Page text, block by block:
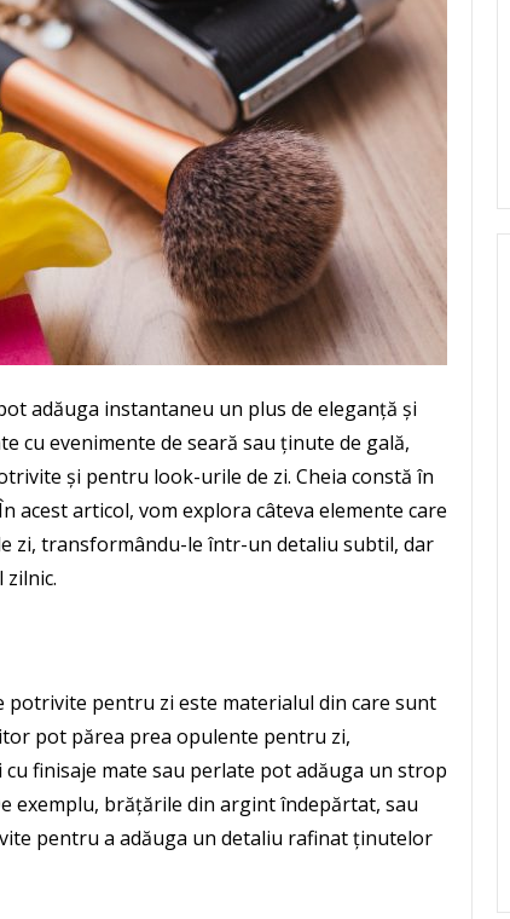
adăuga instantaneu un plus de eleganță și
cu evenimente de seară sau ținute de gală,
și pentru look-urile de zi. Cheia constă în
acest articol, vom explora câteva elemente care
zi, transformându-le într-un detaliu subtil, dar
potrivite pentru zi este materialul din care sunt
pot părea prea opulente pentru zi,
finisaje mate sau perlate pot adăuga un strop
exemplu, brățările din argint îndepărtat, sau
pentru a adăuga un detaliu rafinat ținutelor